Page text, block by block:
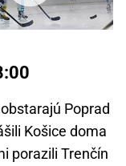
Poprad
Košice doma
porazili Trenčín